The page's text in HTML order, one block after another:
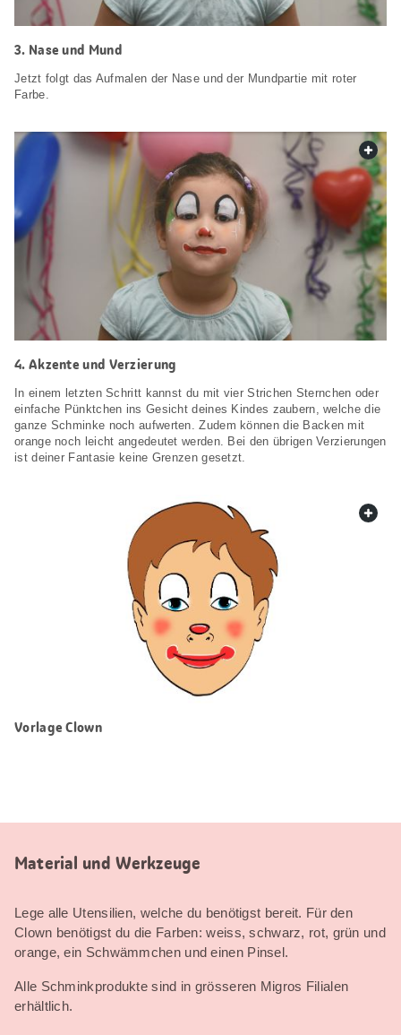
3. Nase und Mund
Jetzt folgt das Aufmalen der Nase und der Mundpartie mit roter
Farbe.
4. Akzente und Verzierung
In einem letzten Schritt kannst du mit vier Strichen Sternchen oder
einfache Pünktchen ins Gesicht deines Kindes zaubern, welche die
ganze Schminke noch aufwerten. Zudem können die Backen mit
orange noch leicht angedeutet werden. Bei den übrigen Verzierungen
ist deiner Fantasie keine Grenzen gesetzt.
Vorlage Clown
Material und Werkzeuge
Lege alle Utensilien, welche du benötigst bereit. Für den
Clown benötigst du die Farben: weiss, schwarz, rot, grün und
orange, ein Schwämmchen und einen Pinsel.
Alle Schminkprodukte sind in grösseren Migros Filialen
erhältlich.